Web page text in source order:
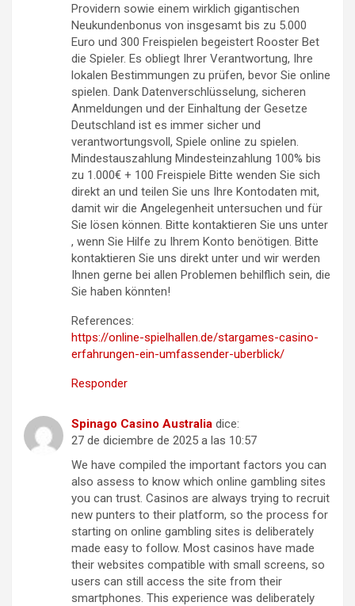
Providern sowie einem wirklich gigantischen
Neukundenbonus von insgesamt bis zu 5.000
Euro und 300 Freispielen begeistert Rooster Bet
die Spieler. Es obliegt Ihrer Verantwortung, Ihre
lokalen Bestimmungen zu prüfen, bevor Sie online
spielen. Dank Datenverschlüsselung, sicheren
Anmeldungen und der Einhaltung der Gesetze
Deutschland ist es immer sicher und
verantwortungsvoll, Spiele online zu spielen.
Mindestauszahlung Mindesteinzahlung 100% bis
zu 1.000€ + 100 Freispiele Bitte wenden Sie sich
direkt an und teilen Sie uns Ihre Kontodaten mit,
damit wir die Angelegenheit untersuchen und für
Sie lösen können. Bitte kontaktieren Sie uns unter
, wenn Sie Hilfe zu Ihrem Konto benötigen. Bitte
kontaktieren Sie uns direkt unter und wir werden
Ihnen gerne bei allen Problemen behilflich sein, die
Sie haben könnten!
References:
https://online-spielhallen.de/stargames-casino-
erfahrungen-ein-umfassender-uberblick/
Responder
Spinago Casino Australia dice:
27 de diciembre de 2025 a las 10:57
We have compiled the important factors you can
also assess to know which online gambling sites
you can trust. Casinos are always trying to recruit
new punters to their platform, so the process for
starting on online gambling sites is deliberately
made easy to follow. Most casinos have made
their websites compatible with small screens, so
users can still access the site from their
smartphones. This experience was deliberately